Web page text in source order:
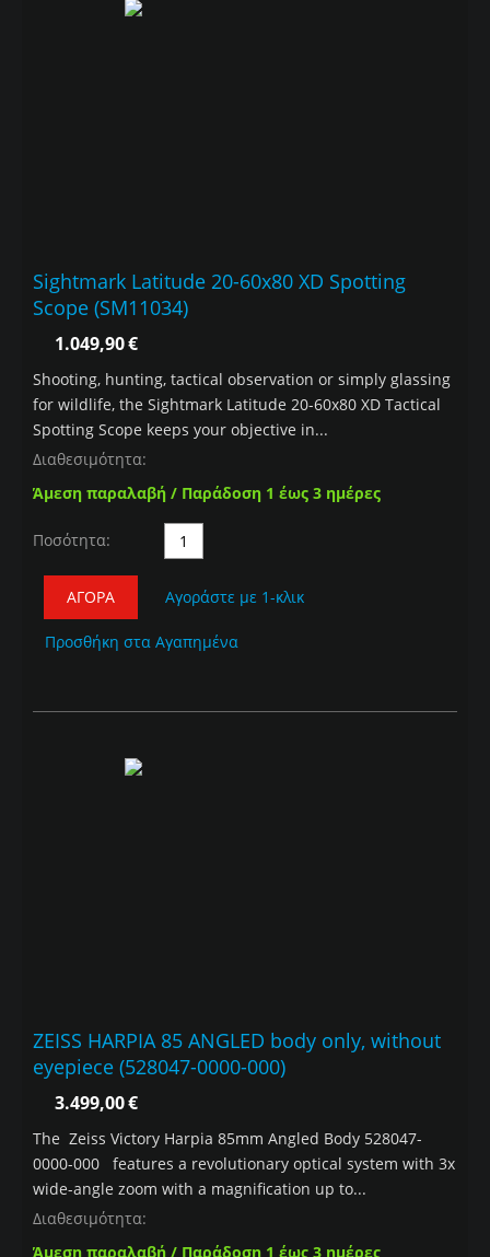
Sightmark Latitude 20-60x80 XD Spotting
Scope (SM11034)
1.049,90€
Shooting, hunting, tactical observation or simply glassing
for wildlife, the Sightmark Latitude 20-60x80 XD Tactical
Spotting Scope keeps your objective in...
Διαθεσιμότητα:
Άμεση παραλαβή / Παράδοση 1 έως 3 ημέρες
Ποσότητα:
ΑΓΟΡΆ Αγοράστε με 1-κλικ
Προσθήκη στα Αγαπημένα
ZEISS HARPIA 85 ANGLED body only, without
eyepiece (528047-0000-000)
3.499,00€
The Zeiss Victory Harpia 85mm Angled Body 528047-
0000-000 features a revolutionary optical system with 3x
wide-angle zoom with a magnification up to...
Διαθεσιμότητα:
Άμεση παραλαβή / Παράδοση 1 έως 3 ημέρες